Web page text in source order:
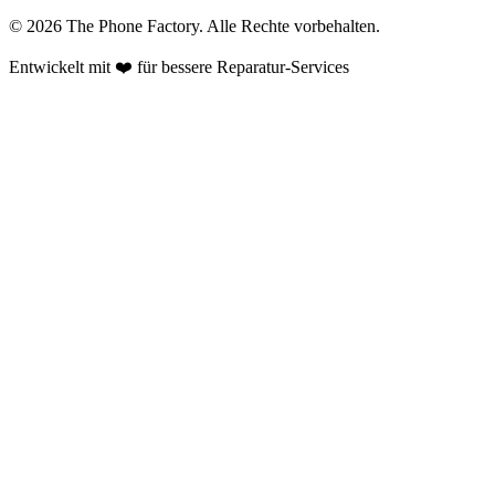
© 2026 The Phone Factory. Alle Rechte vorbehalten.
Entwickelt mit ❤️ für bessere Reparatur-Services